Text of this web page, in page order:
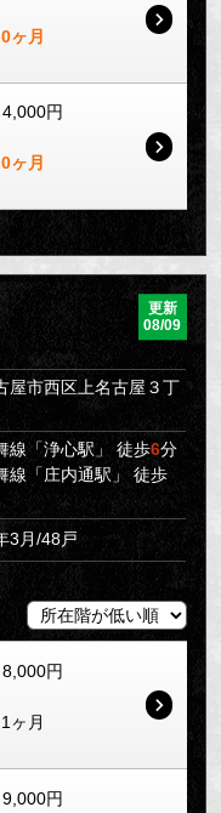
ヶ月
円
ヶ月
更新
08/09
屋市西区上名古屋３丁
線「浄心駅」 徒歩6分
線「庄内通駅」 徒歩
3月/48戸
円
ヶ月
円